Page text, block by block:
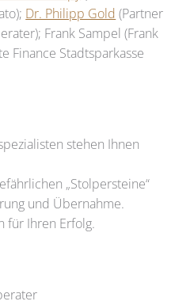
Dr. Philipp Gold (Partner
Frank Sampel (Frank
Finance Stadtsparkasse
stehen Ihnen
„Stolpersteine“
und Übernahme.
für Ihren Erfolg.